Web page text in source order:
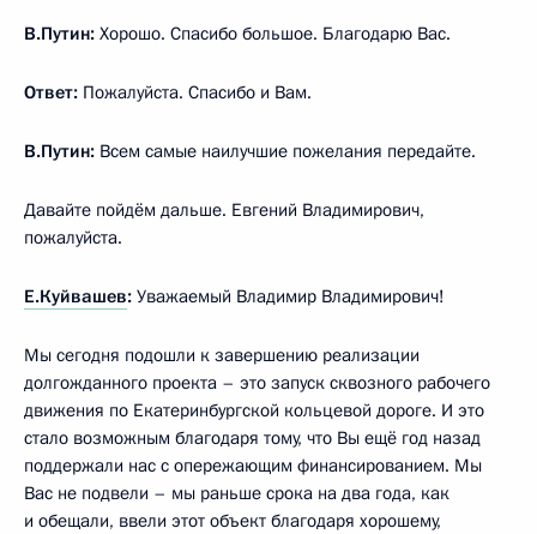
В.Путин: Хорошо. Спасибо большое. Благодарю Вас.
Ответ: Пожалуйста. Спасибо и Вам.
В.Путин: Всем самые наилучшие пожелания передайте.
Давайте пойдём дальше. Евгений Владимирович,
пожалуйста.
Е.Куйвашев: Уважаемый Владимир Владимирович!
Мы сегодня подошли к завершению реализации
долгожданного проекта – это запуск сквозного рабочего
движения по Екатеринбургской кольцевой дороге. И это
стало возможным благодаря тому, что Вы ещё год назад
поддержали нас с опережающим финансированием. Мы
Вас не подвели – мы раньше срока на два года, как
и обещали, ввели этот объект благодаря хорошему,